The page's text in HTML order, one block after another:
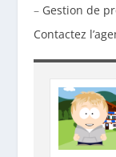
– Gestion de
Contactez